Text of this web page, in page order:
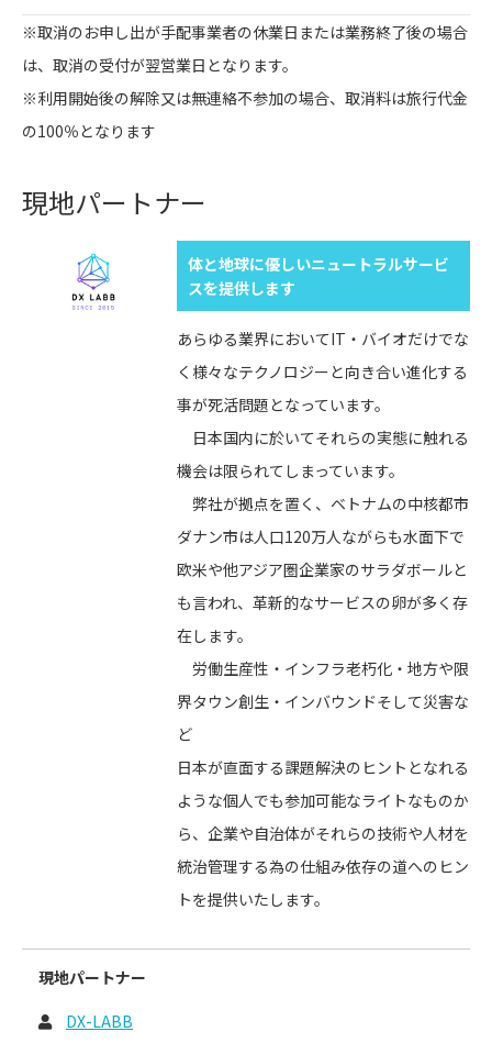
※取消のお申し出が手配事業者の休業日または業務終了後の場合
は、取消の受付が翌営業日となります。
※利用開始後の解除又は無連絡不参加の場合、取消料は旅行代金
の100％となります
現地パートナー
体と地球に優しいニュートラルサービ
スを提供します
あらゆる業界においてIT・バイオだけでな
く様々なテクノロジーと向き合い進化する
事が死活問題となっています。
日本国内に於いてそれらの実態に触れる
機会は限られてしまっています。
弊社が拠点を置く、ベトナムの中核都市
ダナン市は人口120万人ながらも水面下で
欧米や他アジア圏企業家のサラダボールと
も言われ、革新的なサービスの卵が多く存
在します。
労働生産性・インフラ老朽化・地方や限
界タウン創生・インバウンドそして災害な
ど
日本が直面する課題解決のヒントとなれる
ような個人でも参加可能なライトなものか
ら、企業や自治体がそれらの技術や人材を
統治管理する為の仕組み依存の道へのヒン
トを提供いたします。
現地パートナー
DX-LABB